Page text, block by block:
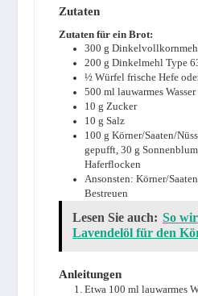
Zutaten
Zutaten für ein Brot:
300 g
200 g Dinkelmehl Type
½ Würfel frische Hefe
500ml lauwarmes Wasser
10 g Zucker
10 g Salz
100 g Körner/Saaten/
gepufft, 30 g
Haferflocken
Ansonsten: Körner/
Bestreuen
Lesen Sie auch: So
Lavendelöl für den
Anleitungen
Etwa 100 ml lauwarmes